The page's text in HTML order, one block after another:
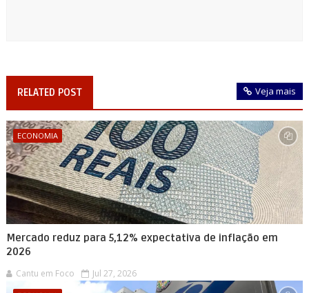
RELATED POST Veja mais
ECONOMIA
Mercado reduz para 5,12% expectativa de inflação em
2026
Cantu em Foco Jul 27, 2026